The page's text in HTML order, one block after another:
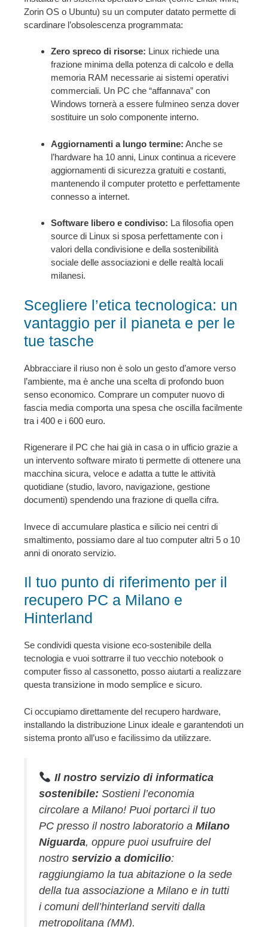
Zorin OS o Ubuntu) su un computer datato permette di
scardinare l’obsolescenza programmata:
Zero spreco di risorse: Linux richiede una
frazione minima della potenza di calcolo e della
memoria RAM necessarie ai sistemi operativi
commerciali. Un PC che “affannava” con
Windows tornerà a essere fulmineo senza dover
sostituire un solo componente interno.
Aggiornamenti a lungo termine: Anche se
l’hardware ha 10 anni, Linux continua a ricevere
aggiornamenti di sicurezza gratuiti e costanti,
mantenendo il computer protetto e perfettamente
connesso a internet.
Software libero e condiviso: La filosofia open
source di Linux si sposa perfettamente con i
valori della condivisione e della sostenibilità
sociale delle associazioni e delle realtà locali
milanesi.
Scegliere l’etica tecnologica: un
vantaggio per il pianeta e per le
tue tasche
Abbracciare il riuso non è solo un gesto d’amore verso
l’ambiente, ma è anche una scelta di profondo buon
senso economico. Comprare un computer nuovo di
fascia media comporta una spesa che oscilla facilmente
tra i 400 e i 600 euro.
Rigenerare il PC che hai già in casa o in ufficio grazie a
un intervento software mirato ti permette di ottenere una
macchina sicura, veloce e adatta a tutte le attività
quotidiane (studio, lavoro, navigazione, gestione
documenti) spendendo una frazione di quella cifra.
Invece di accumulare plastica e silicio nei centri di
smaltimento, possiamo dare al tuo computer altri 5 o 10
anni di onorato servizio.
Il tuo punto di riferimento per il
recupero PC a Milano e
Hinterland
Se condividi questa visione eco-sostenibile della
tecnologia e vuoi sottrarre il tuo vecchio notebook o
computer fisso al cassonetto, posso aiutarti a realizzare
questa transizione in modo semplice e sicuro.
Ci occupiamo direttamente del recupero hardware,
installando la distribuzione Linux ideale e garantendoti un
sistema pronto all’uso e facilissimo da utilizzare.
Il nostro servizio di informatica
sostenibile: Sostieni l’economia
circolare a Milano! Puoi portarci il tuo
PC presso il nostro laboratorio a Milano
Niguarda, oppure puoi usufruire del
nostro servizio a domicilio:
raggiungiamo la tua abitazione o la sede
della tua associazione a Milano e in tutti
i comuni dell’hinterland serviti dalla
metropolitana (MM).